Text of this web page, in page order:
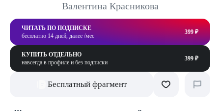
Валентина Красникова
ЧИТАТЬ ПО ПОДПИСКЕ
бесплатно 14 дней, далее /мес
399 ₽
КУПИТЬ ОТДЕЛЬНО
навсегда в профиле и без подписки
399 ₽
Бесплатный фрагмент